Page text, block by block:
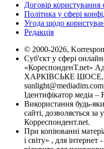
Договір користування
Політика у сфері
Угода щодо
Редакція
© 2000-2026,
Суб'єкт у сфері
«КореспонденТ.net»
ХАРКІВСЬКЕ ШОСЕ,
Ідентифікатор медіа –
Використання будь-
сайті, дозволяється
Корреспондент.net.
При копіюванні
і світу» , для